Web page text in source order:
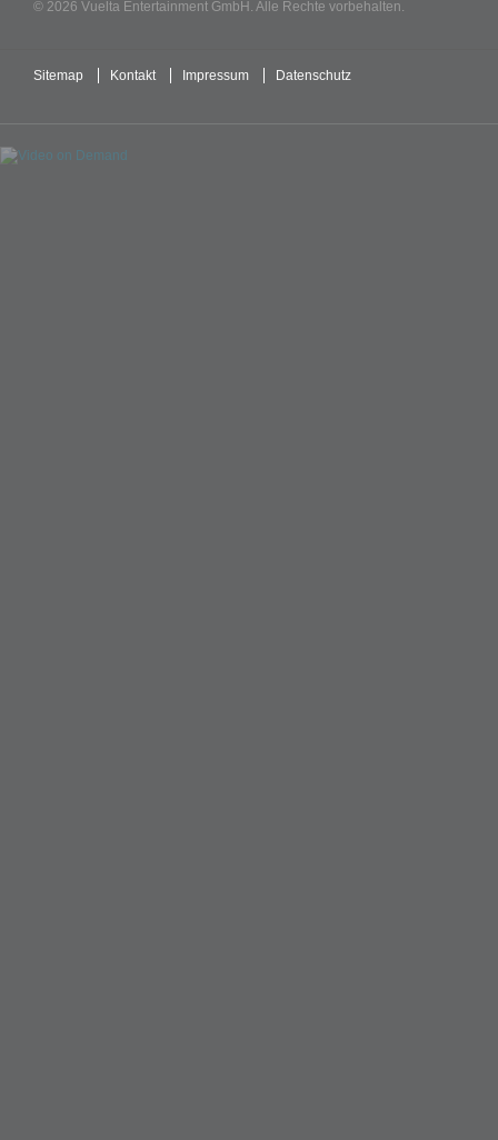
© 2026 Vuelta Entertainment GmbH. Alle Rechte vorbehalten.
Sitemap Kontakt Impressum Datenschutz